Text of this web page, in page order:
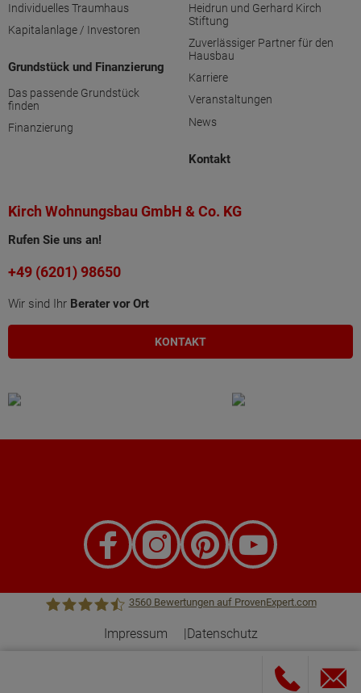
Individuelles Traumhaus
Kapitalanlage / Investoren
Grundstück und Finanzierung
Das passende Grundstück
finden
Finanzierung
Heidrun und Gerhard Kirch
Stiftung
Zuverlässiger Partner für den
Hausbau
Karriere
Veranstaltungen
News
Kontakt
Kirch Wohnungsbau GmbH & Co. KG
Rufen Sie uns an!
+49 (6201) 98650
Wir sind Ihr Berater vor Ort
KONTAKT
3560Bewertungen auf ProvenExpert.com
Impressum Datenschutz